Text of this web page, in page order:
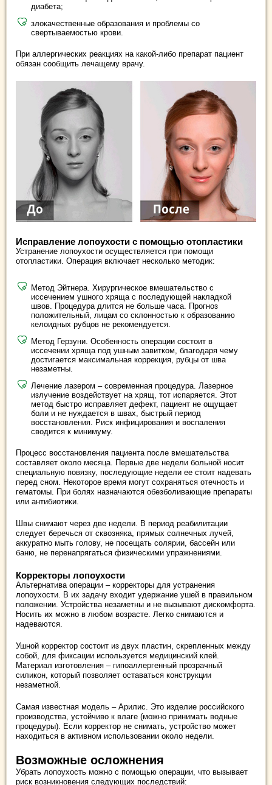
диабета;
злокачественные образования и проблемы со
свертываемостью крови.
При аллергических реакциях на какой-либо препарат пациент
обязан сообщить лечащему врачу.
Исправление лопоухости с помощью отопластики
Устранение лопоухости осуществляется при помощи
отопластики. Операция включает несколько методик:
Метод Эйтнера. Хирургическое вмешательство с
иссечением ушного хряща с последующей накладкой
швов. Процедура длится не больше часа. Прогноз
положительный, лицам со склонностью к образованию
келоидных рубцов не рекомендуется.
Метод Герзуни. Особенность операции состоит в
иссечении хряща под ушным завитком, благодаря чему
достигается максимальная коррекция, рубцы от шва
незаметны.
Лечение лазером – современная процедура. Лазерное
излучение воздействует на хрящ, тот испаряется. Этот
метод быстро исправляет дефект, пациент не ощущает
боли и не нуждается в швах, быстрый период
восстановления. Риск инфицирования и воспаления
сводится к минимуму.
Процесс восстановления пациента после вмешательства
составляет около месяца. Первые две недели больной носит
специальную повязку, последующие недели ее стоит надевать
перед сном. Некоторое время могут сохраняться отечность и
гематомы. При болях назначаются обезболивающие препараты
или антибиотики.
Швы снимают через две недели. В период реабилитации
следует беречься от сквозняка, прямых солнечных лучей,
аккуратно мыть голову, не посещать солярии, бассейн или
баню, не перенапрягаться физическими упражнениями.
Корректоры лопоухости
Альтернатива операции – корректоры для устранения
лопоухости. В их задачу входит удержание ушей в правильном
положении. Устройства незаметны и не вызывают дискомфорта.
Носить их можно в любом возрасте. Легко снимаются и
надеваются.
Ушной корректор состоит из двух пластин, скрепленных между
собой, для фиксации используется медицинский клей.
Материал изготовления – гипоаллергенный прозрачный
силикон, который позволяет оставаться конструкции
незаметной.
Самая известная модель – Арилис. Это изделие российского
производства, устойчиво к влаге (можно принимать водные
процедуры). Если корректор не снимать, устройство может
находиться в активном использовании около недели.
Возможные осложнения
Убрать лопоухость можно с помощью операции, что вызывает
риск возникновения следующих последствий: